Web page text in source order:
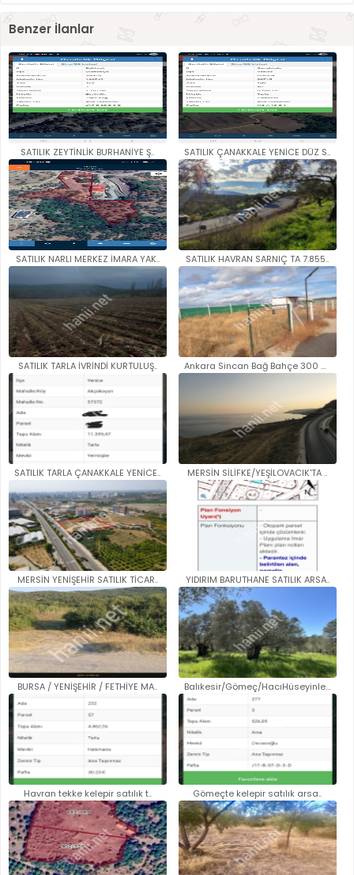
Benzer İlanlar
SATILIK ZEYTİNLİK BURHANİYE Ş.. SATILIK ÇANAKKALE YENİCE DÜZ S..
SATILIK NARLI MERKEZ İMARA YAK.. SATILIK HAVRAN SARNIÇ TA 7.855..
SATILIK TARLA İVRİNDİ KURTULUŞ.. Ankara Sincan Bağ Bahçe 300 me..
SATILIK TARLA ÇANAKKALE YENİCE.. MERSİN SİLİFKE/YEŞİLOVACIK'TA ..
MERSİN YENİŞEHİR SATILIK TİCAR.. YIDIRIM BARUTHANE SATILIK ARSA..
BURSA / YENİŞEHİR / FETHİYE MA.. Balıkesir/Gömeç/HacıHüseyinler..
Havran tekke kelepir satılık t.. Gömeçte kelepir satılık arsa..